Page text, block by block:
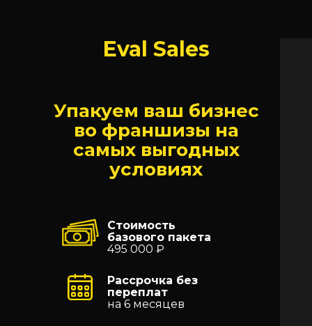
Eval Sales
Упакуем ваш бизнес
во франшизы на
самых выгодных
условиях
Стоимость
базового пакета
495 000 ₽
Рассрочка без
переплат
на 6 месяцев